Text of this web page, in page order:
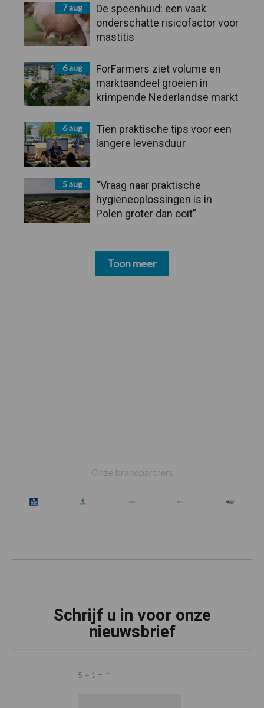
7 aug
De speenhuid: een vaak
onderschatte risicofactor voor
mastitis
6 aug
ForFarmers ziet volume en
marktaandeel groeien in
krimpende Nederlandse markt
6 aug
Tien praktische tips voor een
langere levensduur
5 aug
“Vraag naar praktische
hygieneoplossingen is in
Polen groter dan ooit”
Toon meer
Onze brandpartners
Schrijf u in voor onze
nieuwsbrief
5 + 1 = *